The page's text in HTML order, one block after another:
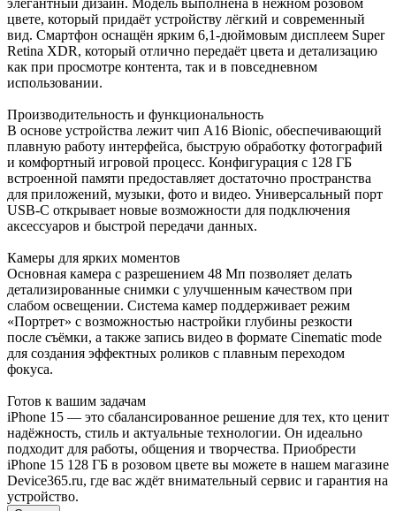
цвете, который придаёт устройству лёгкий и современный
вид. Смартфон оснащён ярким 6,1-дюймовым дисплеем Super
Retina XDR, который отлично передаёт цвета и детализацию
как при просмотре контента, так и в повседневном
использовании.
Производительность и функциональность
В основе устройства лежит чип A16 Bionic, обеспечивающий
плавную работу интерфейса, быструю обработку фотографий
и комфортный игровой процесс. Конфигурация с 128 ГБ
встроенной памяти предоставляет достаточно пространства
для приложений, музыки, фото и видео. Универсальный порт
USB-C открывает новые возможности для подключения
аксессуаров и быстрой передачи данных.
Камеры для ярких моментов
Основная камера с разрешением 48 Мп позволяет делать
детализированные снимки с улучшенным качеством при
слабом освещении. Система камер поддерживает режим
«Портрет» с возможностью настройки глубины резкости
после съёмки, а также запись видео в формате Cinematic mode
для создания эффектных роликов с плавным переходом
фокуса.
Готов к вашим задачам
iPhone 15 — это сбалансированное решение для тех, кто ценит
надёжность, стиль и актуальные технологии. Он идеально
подходит для работы, общения и творчества. Приобрести
iPhone 15 128 ГБ в розовом цвете вы можете в нашем магазине
Device365.ru, где вас ждёт внимательный сервис и гарантия на
устройство.